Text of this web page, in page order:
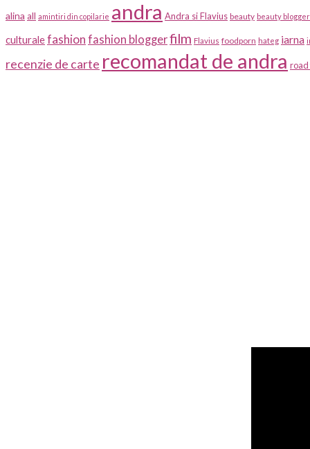
alina all amintiri din copilarie andra Andra si Flavius beauty beauty blogger
culturalefashion fashion bloggerfilm Flavius foodporn hateg iarna
recenzie de carte recomandat de andra road